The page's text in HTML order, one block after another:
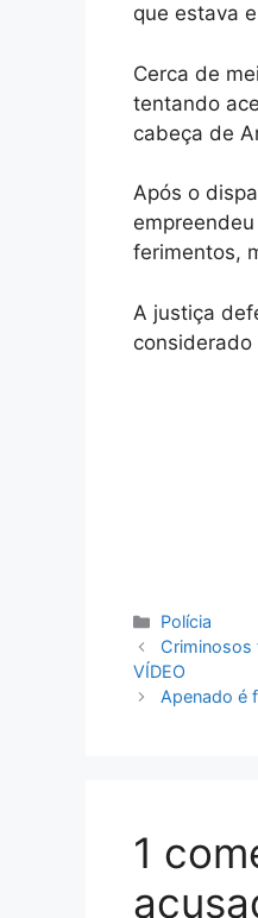
que estava
Cerca de
tentando
cabeça de
Após o
ferimentos,
A justiça
Categorias
Polícia
Criminosos
VÍDEO
Apenado é
1